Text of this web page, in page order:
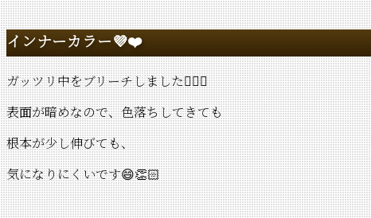
インナーカラー💜❤️
ガッツリ中をブリーチしました🙆‍♀️✨
表面が暗めなので、色落ちしてきても
根本が少し伸びても、
気になりにくいです😄👏🏻